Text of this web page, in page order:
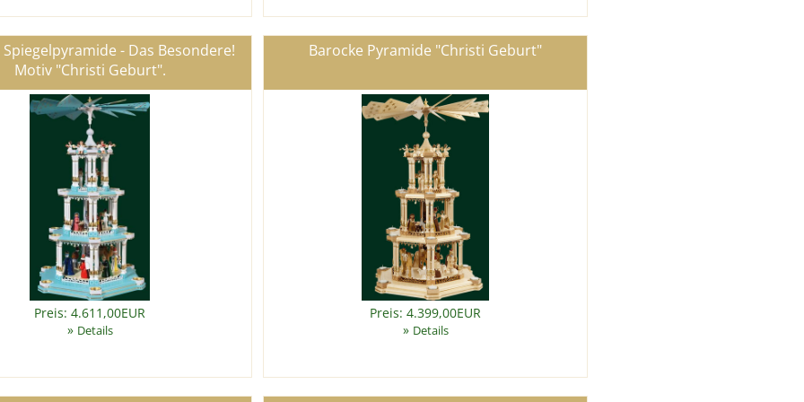
Spiegelpyramide - Das Besondere!
Motiv "Christi Geburt".
Preis: 4.611,00EUR
» Details
Barocke Pyramide "Christi Geburt"
Preis: 4.399,00EUR
» Details